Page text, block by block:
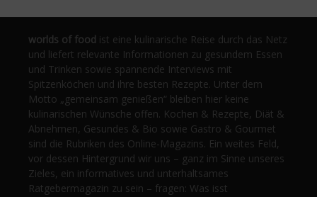
worlds of food ist eine kulinarische Reise durch das Netz
und liefert relevante Informationen zu gesundem Essen
und Trinken sowie spannende Interviews mit
Spitzenköchen und ihre besten Rezepte. Unter dem
Motto „gemeinsam genießen“ bleiben hier keine
kulinarischen Wünsche offen. Kochen & Rezepte, Diät &
Abnehmen, Gesundes & Bio sowie Gastro & Gourmet
sind die Rubriken des Online-Magazins. Ein weites Feld,
vor dessen Hintergrund wir uns – ganz im Sinne unseres
Zieles, ein informatives und unterhaltsames
Ratgebermagazin zu sein – fragen: Was isst